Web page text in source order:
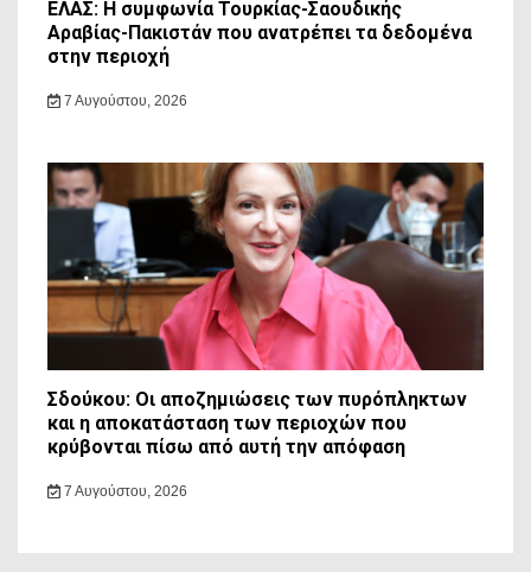
ΕΛΑΣ: Η συμφωνία Τουρκίας-Σαουδικής
Αραβίας-Πακιστάν που ανατρέπει τα δεδομένα
στην περιοχή
7 Αυγούστου, 2026
Σδούκου: Οι αποζημιώσεις των πυρόπληκτων
και η αποκατάσταση των περιοχών που
κρύβονται πίσω από αυτή την απόφαση
7 Αυγούστου, 2026